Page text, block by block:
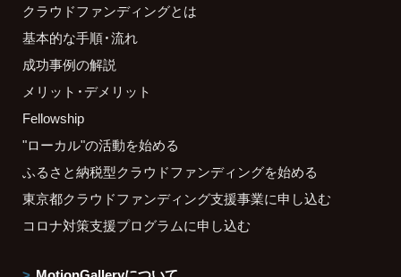
クラウドファンディングとは
基本的な手順・流れ
成功事例の解説
メリット・デメリット
Fellowship
"ローカル"の活動を始める
ふるさと納税型クラウドファンディングを始める
東京都クラウドファンディング支援事業に申し込む
コロナ対策支援プログラムに申し込む